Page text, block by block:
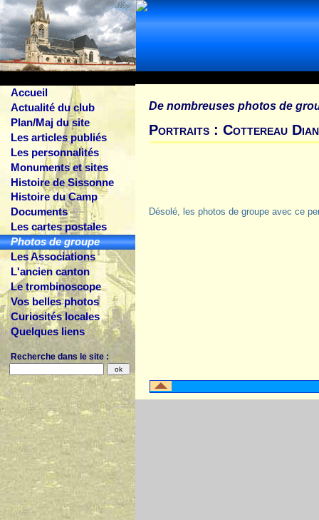
Accueil
Actualité du club
Plan/Maj du site
Les articles publiés
Les personnalités
Monuments et sites
Histoire de Sissonne
Histoire du Camp
Documents
Les cartes postales
Photos de groupe
Les Associations
L'ancien canton
Le trombinoscope
Vos belles photos
Curiosités locales
Quelques liens
Recherche dans le site :
De nombreuses photos de
Portraits : Cottereau
Désolé, les photos de groupe avec ce